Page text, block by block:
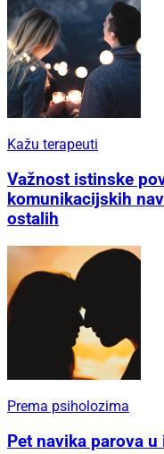
Kažu terapeuti
Važnost istinske
komunikacijskih
ostalih
Prema psiholozima
Pet navika parova